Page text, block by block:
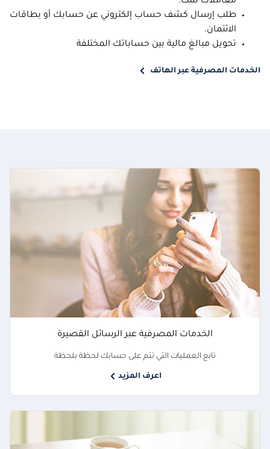
طلب إرسال كشف حساب إلكتروني عن حسابك أو بطاقات
الائتمان.
تحويل مبالغ مالية بين حساباتك المختلفة
الخدمات المصرفية عبر الهاتف
الخدمات المصرفية عبر الرسائل القصيرة
تابع العمليات التي تتم على حسابك لحظة بلحظة
اعرف المزيد